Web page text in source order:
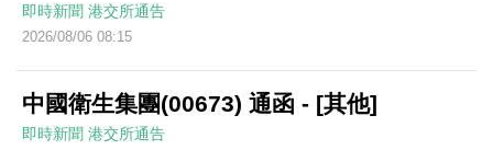
即時新聞 港交所通告
2026/08/06 08:15
中國衛生集團(00673) 通函 - [其他]
即時新聞 港交所通告